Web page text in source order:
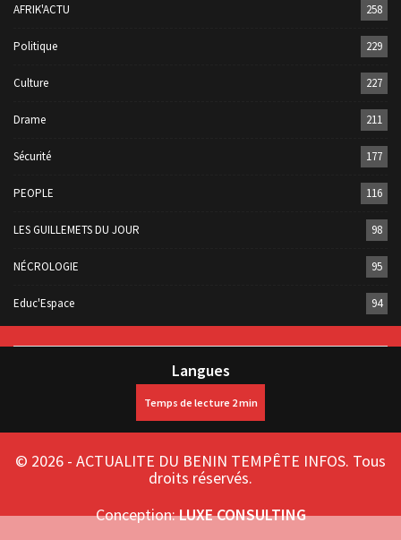
AFRIK'ACTU 258
Politique 229
Culture 227
Drame 211
Sécurité 177
PEOPLE 116
LES GUILLEMETS DU JOUR 98
NÉCROLOGIE 95
Educ'Espace 94
Langues
© 2026 - ACTUALITE DU BENIN TEMPÊTE INFOS. Tous
droits réservés.
Conception:LUXE CONSULTING